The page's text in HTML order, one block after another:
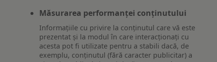
Măsurarea performanței conținutului
Informațiile cu privire la conținutul care vă este
prezentat și la modul în care interacționați cu
acesta pot fi utilizate pentru a stabili dacă, de
exemplu, conținutul (fără caracter publicitar) a